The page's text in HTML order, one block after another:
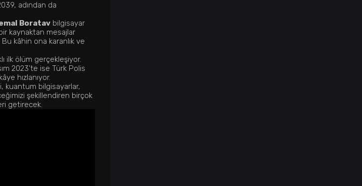
adından da
Boratav bilgisayar
bir kaynaktan mesajlar
Bu kâhin ona karanlık ve
ilk ölüm gerçekleşiyor.
2023’te ise Türk Polis
hızlanıyor.
kuantum bilgisayarlar,
şekillendiren birçok
getirecek.